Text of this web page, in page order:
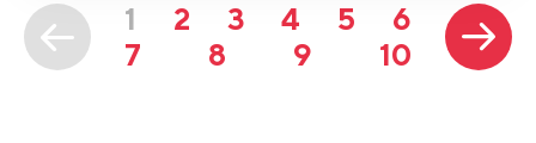
1 2 3 4 5
6
7
8 9 10